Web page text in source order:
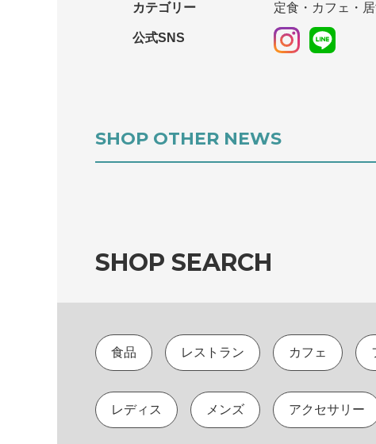
カテゴリー 定食・カフェ・
公式SNS
SHOP OTHER NEWS
SHOP SEARCH
食品 レストラン カフェ
レディス メンズ アクセサリー